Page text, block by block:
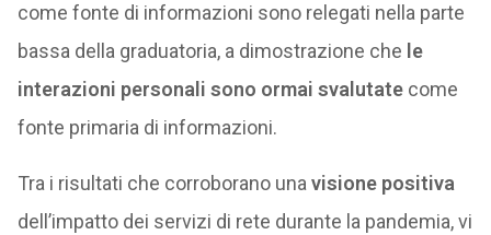
come fonte di informazioni sono relegati nella parte
bassa della graduatoria, a dimostrazione che le
interazioni personali sono ormai svalutatecome
fonte primaria di informazioni.
Tra i risultati che corroborano una visione positiva
dell’impatto dei servizi di rete durante la pandemia, vi